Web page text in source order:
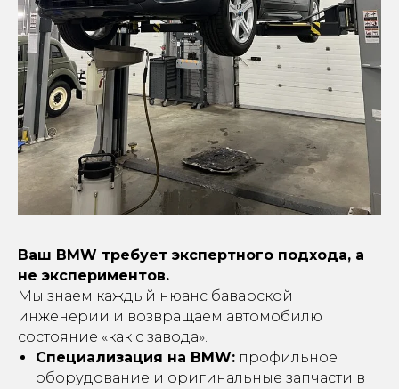
Ваш BMW требует экспертного подхода, а
не экспериментов.
Мы знаем каждый нюанс баварской
инженерии и возвращаем автомобилю
состояние «как с завода».
Специализация на BMW: профильное
оборудование и оригинальные запчасти в